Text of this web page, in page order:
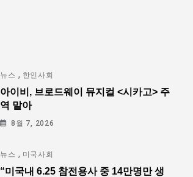
뉴스 , 한인사회
아이비, 브로드웨이 뮤지컬 <시카고> 주
역 맡아
8월 7, 2026
뉴스 , 미국사회
“미국내 6.25 참전용사 중 14만명만 생